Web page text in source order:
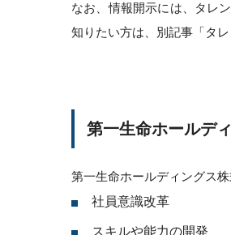
なお、情報開示には、タレ
知りたい方は、別記事「タ
第一生命ホールデ
第一生命ホールディングス
社員意識改革
スキルや能力の開発